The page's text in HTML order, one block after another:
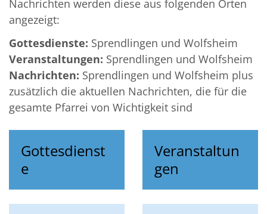
Nachrichten werden diese aus folgenden Orten
angezeigt:
Gottesdienste: Sprendlingen und Wolfsheim
Veranstaltungen: Sprendlingen und Wolfsheim
Nachrichten: Sprendlingen und Wolfsheim plus
zusätzlich die aktuellen Nachrichten, die für die
gesamte Pfarrei von Wichtigkeit sind
Gottesdienst
e
Veranstaltun
gen